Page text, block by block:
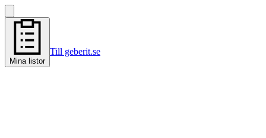
Mina listor
Till geberit.se